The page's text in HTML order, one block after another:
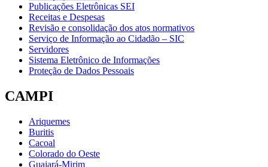
Publicações Eletrônicas SEI
Receitas e Despesas
Revisão e consolidação dos atos normativos
Serviço de Informação ao Cidadão – SIC
Servidores
Sistema Eletrônico de Informações
Proteção de Dados Pessoais
CAMPI
Ariquemes
Buritis
Cacoal
Colorado do Oeste
Guajará-Mirim